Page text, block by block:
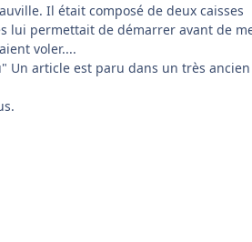
Il était composé de deux caisses
lui permettait de démarrer avant de
voler....
Un article est paru dans un très ancien